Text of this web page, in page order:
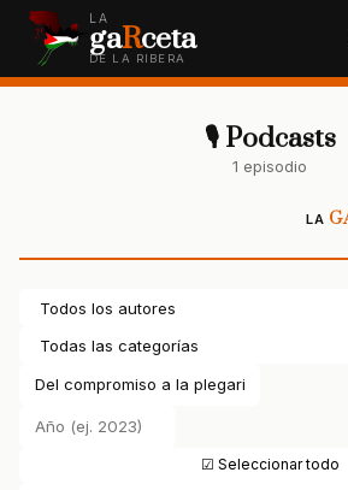
LA
gaRceta
DE LA RIBERA
🎙 Podcasts
1 episodio
LA
☑ Seleccionar todo